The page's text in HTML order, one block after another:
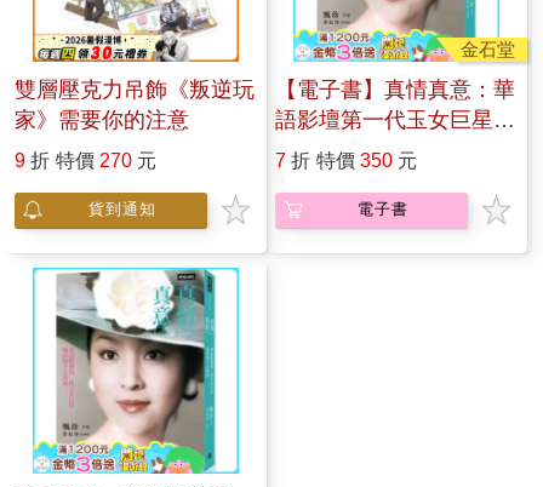
雙層壓克力吊飾《叛逆玩
家》需要你的注意
9 折 特價 270 元
貨到通知
金石堂
【電子書】真情真意：華
語影壇第一代玉女巨星甄
珍的千言萬語
7 折 特價 350 元
電子書